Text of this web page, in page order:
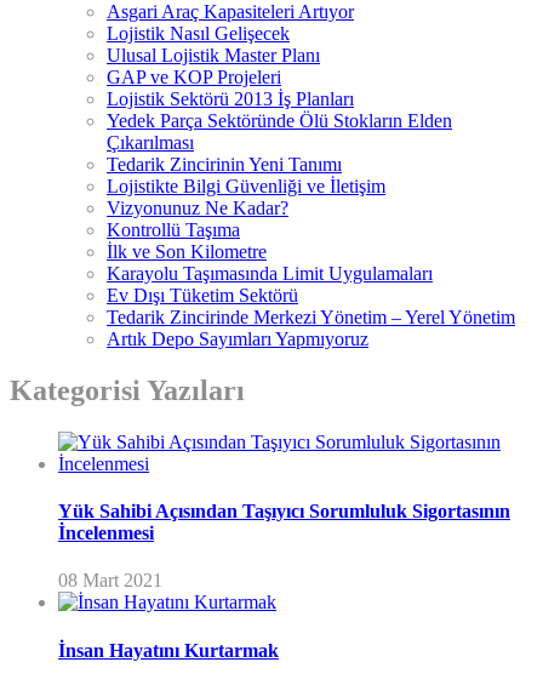
Asgari Araç Kapasiteleri Artıyor
Lojistik Nasıl Gelişecek
Ulusal Lojistik Master Planı
GAP ve KOP Projeleri
Lojistik Sektörü 2013 İş Planları
Yedek Parça Sektöründe Ölü Stokların Elden
Çıkarılması
Tedarik Zincirinin Yeni Tanımı
Lojistikte Bilgi Güvenliği ve İletişim
Vizyonunuz Ne Kadar?
Kontrollü Taşıma
İlk ve Son Kilometre
Karayolu Taşımasında Limit Uygulamaları
Ev Dışı Tüketim Sektörü
Tedarik Zincirinde Merkezi Yönetim – Yerel Yönetim
Artık Depo Sayımları Yapmıyoruz
Kategorisi Yazıları
Yük Sahibi Açısından Taşıyıcı Sorumluluk Sigortasının
İncelenmesi
08 Mart 2021
İnsan Hayatını Kurtarmak